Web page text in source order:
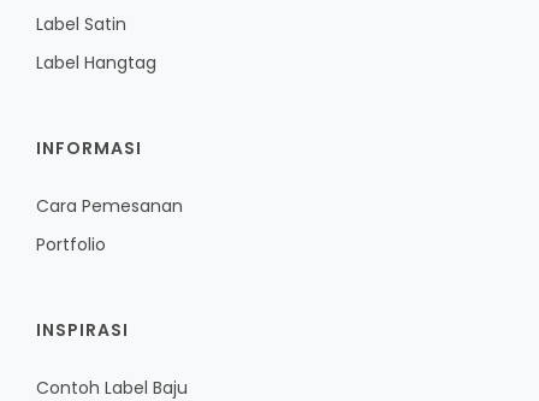
Label Satin
Label Hangtag
INFORMASI
Cara Pemesanan
Portfolio
INSPIRASI
Contoh Label Baju